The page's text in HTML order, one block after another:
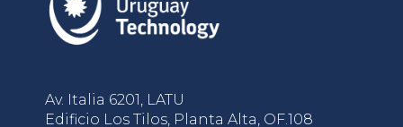
Av. Italia 6201, LATU
Edificio Los Tilos, Planta Alta, OF.108